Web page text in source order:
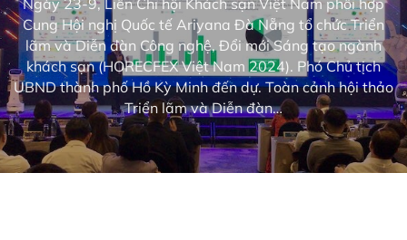
Ngày 23-9, Liên Chi hội Khách sạn Việt Nam phối hợp
Cung Hội nghị Quốc tế Ariyana Đà Nẵng tổ chức Triển
lãm và Diễn đàn Công nghệ, Đổi mới Sáng tạo ngành
khách sạn (HORECFEX Việt Nam 2024). Phó Chủ tịch
UBND thành phố Hồ Kỳ Minh đến dự. Toàn cảnh hội thảo
Triển lãm và Diễn đàn…